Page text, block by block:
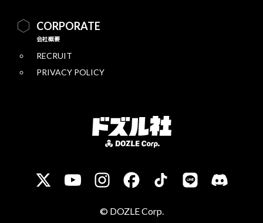
CORPORATE
会社概要
RECRUIT
PRIVACY POLICY
© DOZLE Corp.